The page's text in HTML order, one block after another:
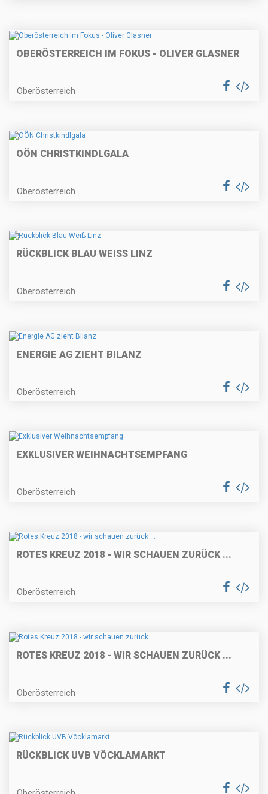
OBERÖSTERREICH IM FOKUS - OLIVER GLASNER
Oberösterreich
OÖN CHRISTKINDLGALA
Oberösterreich
RÜCKBLICK BLAU WEISS LINZ
Oberösterreich
ENERGIE AG ZIEHT BILANZ
Oberösterreich
EXKLUSIVER WEIHNACHTSEMPFANG
Oberösterreich
ROTES KREUZ 2018 - WIR SCHAUEN ZURÜCK ...
Oberösterreich
ROTES KREUZ 2018 - WIR SCHAUEN ZURÜCK ...
Oberösterreich
RÜCKBLICK UVB VÖCKLAMARKT